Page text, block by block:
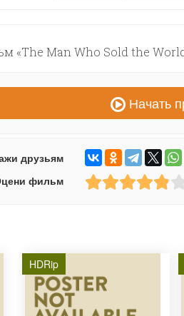
«The Man Who Sold the
Начать
друзьям
фильм
HDRip